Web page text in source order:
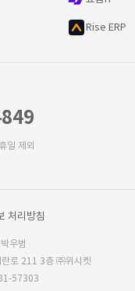
Rise ERP
일 제외
처리방침
우범
로 211 3층 ㈜위시켓
57303